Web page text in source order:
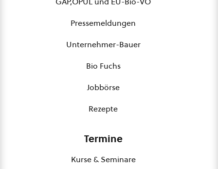
Pressemeldungen
Unternehmer-Bauer
Bio Fuchs
Jobbörse
Rezepte
Termine
Kurse & Seminare